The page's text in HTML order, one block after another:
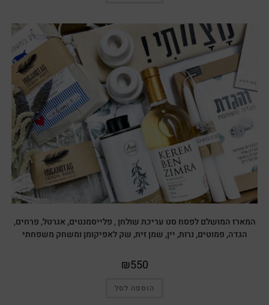
המארז המושלם לפסח סט עריכת שולחן , פלייסמנטים, אגרטל, פרחים,
הגדה, פמוטים, נרות, יין, שמן זית, שק לאפיקומן ומשחק משפחתי
₪550
הוספה לסל